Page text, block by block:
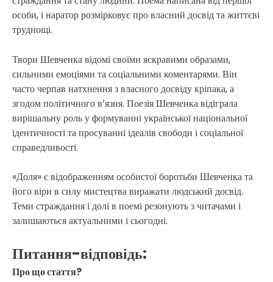
особи, і наратор розмірковує про власний досвід та життєві
труднощі.
Твори Шевченка відомі своїми яскравими образами,
сильними емоціями та соціальними коментарями. Він
часто черпав натхнення з власного досвіду кріпака, а
згодом політичного в’язня. Поезія Шевченка відіграла
вирішальну роль у формуванні української національної
ідентичності та просуванні ідеалів свободи і соціальної
справедливості.
«Доля» є відображенням особистої боротьби Шевченка та
його віри в силу мистецтва виражати людський досвід.
Теми страждання і долі в поемі резонують з читачами і
залишаються актуальними і сьогодні.
Питання-відповідь:
Про що стаття?